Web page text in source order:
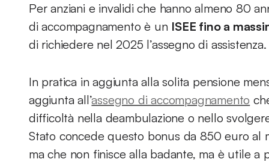
Per anziani e invalidi che hanno almeno 80
di accompagnamento è un ISEE fino a
di richiedere nel 2025 l’assegno di assistenza.
In pratica in aggiunta alla solita pensione
aggiunta all’assegno di accompagnamento
difficoltà nella deambulazione o nello
Stato concede questo bonus da 850 euro al
ma che non finisce alla badante, ma è utile